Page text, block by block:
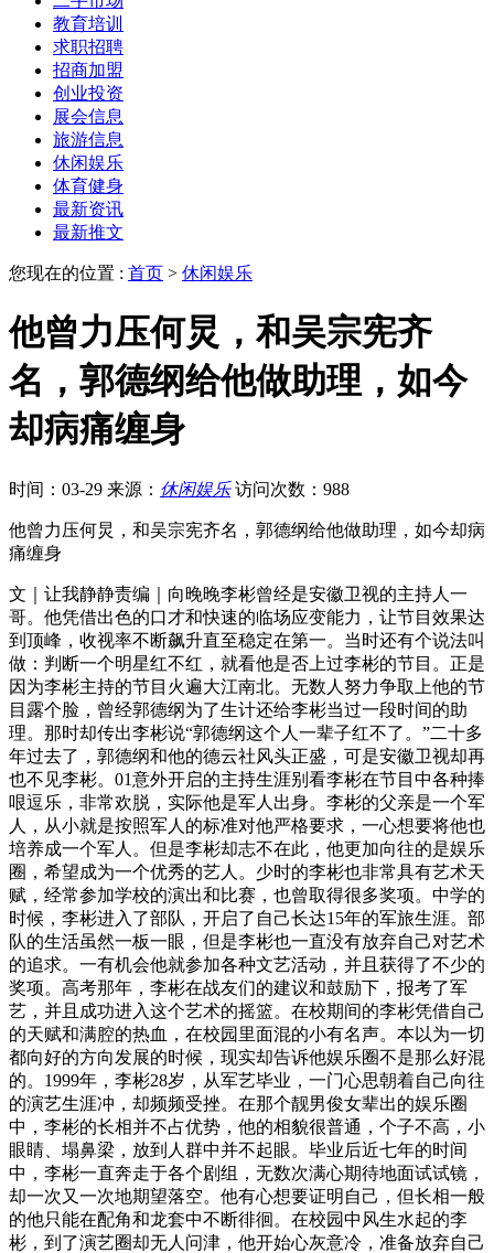
教育培训
求职招聘
招商加盟
创业投资
展会信息
旅游信息
休闲娱乐
体育健身
最新资讯
最新推文
您现在的位置 : 首页 > 休闲娱乐
他曾力压何炅，和吴宗宪齐
名，郭德纲给他做助理，如今
却病痛缠身
时间：03-29 来源： 休闲娱乐 访问次数：988
他曾力压何炅，和吴宗宪齐名，郭德纲给他做助理，如今却病
痛缠身
文｜让我静静责编｜向晚晚李彬曾经是安徽卫视的主持人一
哥。他凭借出色的口才和快速的临场应变能力，让节目效果达
到顶峰，收视率不断飙升直至稳定在第一。当时还有个说法叫
做：判断一个明星红不红，就看他是否上过李彬的节目。正是
因为李彬主持的节目火遍大江南北。无数人努力争取上他的节
目露个脸，曾经郭德纲为了生计还给李彬当过一段时间的助
理。那时却传出李彬说“郭德纲这个人一辈子红不了。”二十多
年过去了，郭德纲和他的德云社风头正盛，可是安徽卫视却再
也不见李彬。01意外开启的主持生涯别看李彬在节目中各种捧
哏逗乐，非常欢脱，实际他是军人出身。李彬的父亲是一个军
人，从小就是按照军人的标准对他严格要求，一心想要将他也
培养成一个军人。但是李彬却志不在此，他更加向往的是娱乐
圈，希望成为一个优秀的艺人。少时的李彬也非常具有艺术天
赋，经常参加学校的演出和比赛，也曾取得很多奖项。中学的
时候，李彬进入了部队，开启了自己长达15年的军旅生涯。部
队的生活虽然一板一眼，但是李彬也一直没有放弃自己对艺术
的追求。一有机会他就参加各种文艺活动，并且获得了不少的
奖项。高考那年，李彬在战友们的建议和鼓励下，报考了军
艺，并且成功进入这个艺术的摇篮。在校期间的李彬凭借自己
的天赋和满腔的热血，在校园里面混的小有名声。本以为一切
都向好的方向发展的时候，现实却告诉他娱乐圈不是那么好混
的。1999年，李彬28岁，从军艺毕业，一门心思朝着自己向往
的演艺生涯冲，却频频受挫。在那个靓男俊女辈出的娱乐圈
中，李彬的长相并不占优势，他的相貌很普通，个子不高，小
眼睛、塌鼻梁，放到人群中并不起眼。毕业后近七年的时间
中，李彬一直奔走于各个剧组，无数次满心期待地面试试镜，
却一次又一次地期望落空。他有心想要证明自己，但长相一般
的他只能在配角和龙套中不断徘徊。在校园中风生水起的李
彬，到了演艺圈却无人问津，他开始心灰意冷，准备放弃自己